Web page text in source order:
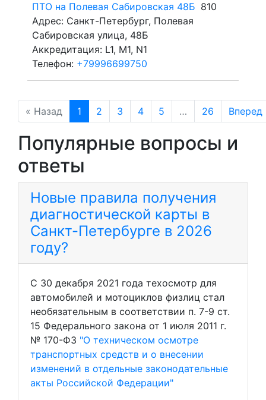
ПТО на Полевая Сабировская 48Б 810
Адрес: Санкт-Петербург, Полевая
Сабировская улица, 48Б
Аккредитация: L1, M1, N1
Телефон: +79996699750
« Назад 1 2 3 4 5 … 26 Вперед
Популярные вопросы и
ответы
Новые правила получения
диагностической карты в
Санкт-Петербурге в 2026
году?
С 30 декабря 2021 года техосмотр для
автомобилей и мотоциклов физлиц стал
необязательным в соответствии п. 7-9 ст.
15 Федерального закона от 1 июля 2011 г.
№ 170-ФЗ "О техническом осмотре
транспортных средств и о внесении
изменений в отдельные законодательные
акты Российской Федерации"